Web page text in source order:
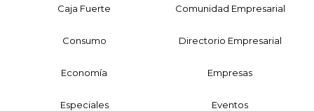
Caja Fuerte Comunidad Empresarial
Consumo Directorio Empresarial
Economía Empresas
Especiales Eventos